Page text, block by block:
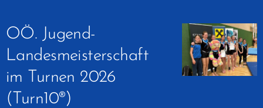
OÖ. Jugend-
Landesmeisterschaft
im Turnen 2026
(Turn10®)